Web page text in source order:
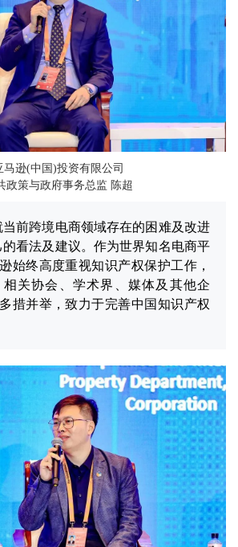
马逊(中国)投资有限公司
政策与政府事务总监 陈超
当前跨境电商领域存在的困难及改进
看法及建议。作为世界知名电商平
始终高度重视知识产权保护工作，
关协会、学术界、媒体及其他企
措并举，致力于完善中国知识产权